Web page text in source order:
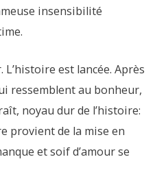
insensibilité
L’histoire est lancée. Après
ressemblent au bonheur,
noyau dur de l’histoire:
provient de la mise en
et soif d’amour se